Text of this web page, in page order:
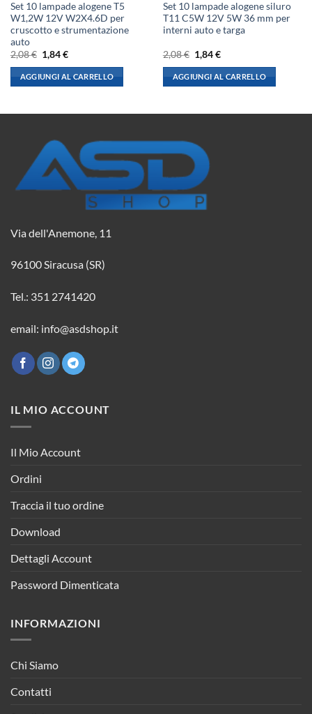
Set 10 lampade alogene T5
W1,2W 12V W2X4.6D per
cruscotto e strumentazione
auto
2,08€ Il
prezzo
originale
era:
2,08 €.
1,84€Il
attuale
è:
1,84 €.
AGGIUNGI AL CARRELLO
Set 10 lampade alogene siluro
T11 C5W 12V 5W 36 mm per
interni auto e targa
2,08€ Il
prezzo
originale
era:
2,08 €.
1,84€Il
attuale
è:
1,84 €.
AGGIUNGI AL CARRELLO
Via dell'Anemone, 11
96100 Siracusa (SR)
Tel.: 351 2741420
email: info@asdshop.it
IL MIO ACCOUNT
Il Mio Account
Ordini
Traccia il tuo ordine
Download
Dettagli Account
Password Dimenticata
INFORMAZIONI
Chi Siamo
Contatti